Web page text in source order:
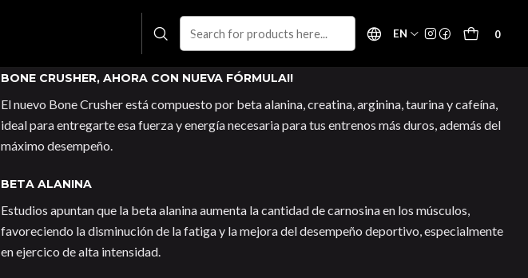
EN 0
BONE CRUSHER, AHORA CON NUEVA FÓRMULA!!
El nuevo Bone Crusher está compuesto por beta alanina, creatina, arginina, taurina y cafeína,
ideal para entregarte esa fuerza y energía necesaria para tus entrenos más duros, además del
máximo desempeño.
BETA ALANINA
Estudios apuntan que la beta alanina aumenta la cantidad de carnosina en los músculos,
favoreciendo la disminución de la fatiga y la mejora del desempeño deportivo, especialmente
en ejercico de alta intensidad.